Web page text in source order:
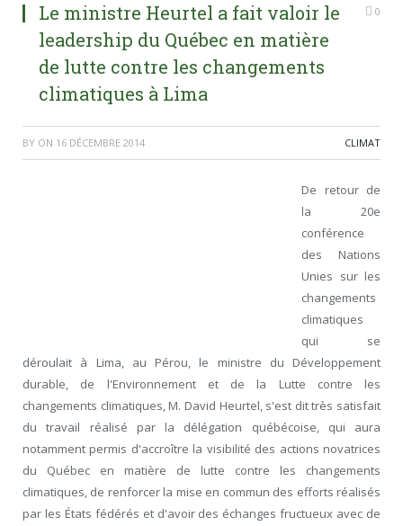
Le ministre Heurtel a fait valoir le
leadership du Québec en matière
de lutte contre les changements
climatiques à Lima
0
BY ON 16 DÉCEMBRE 2014 CLIMAT
De retour de
la 20e
conférence
des Nations
Unies sur les
changements
climatiques
qui se
déroulait à Lima, au Pérou, le ministre du Développement
durable, de l'Environnement et de la Lutte contre les
changements climatiques, M. David Heurtel, s'est dit très satisfait
du travail réalisé par la délégation québécoise, qui aura
notamment permis d'accroître la visibilité des actions novatrices
du Québec en matière de lutte contre les changements
climatiques, de renforcer la mise en commun des efforts réalisés
par les États fédérés et d'avoir des échanges fructueux avec de